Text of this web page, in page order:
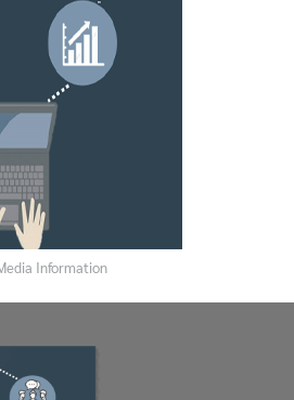
Information